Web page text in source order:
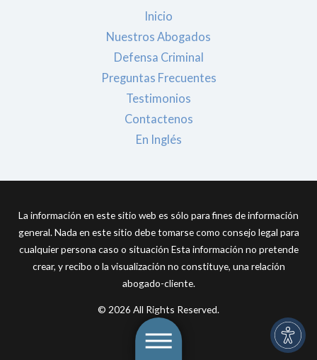
Inicio
Nuestros Abogados
Defensa Criminal
Preguntas Frecuentes
Testimonios
Contactenos
En Inglés
La información en este sitio web es sólo para fines de información
general. Nada en este sitio debe tomarse como consejo legal para
cualquier persona caso o situación Esta información no pretende
crear, y recibo o la visualización no constituye, una relación
abogado-cliente.
© 2026 All Rights Reserved.